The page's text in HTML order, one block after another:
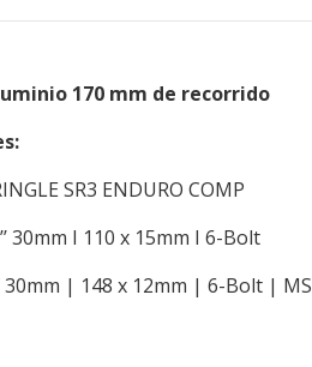
170 mm de recorrido
SR3 ENDURO COMP
30mm I 110 x 15mm I 6-Bolt
30mm | 148 x 12mm | 6-Bolt | MS